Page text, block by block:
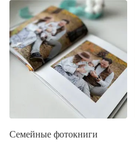
Семейные фотокниги